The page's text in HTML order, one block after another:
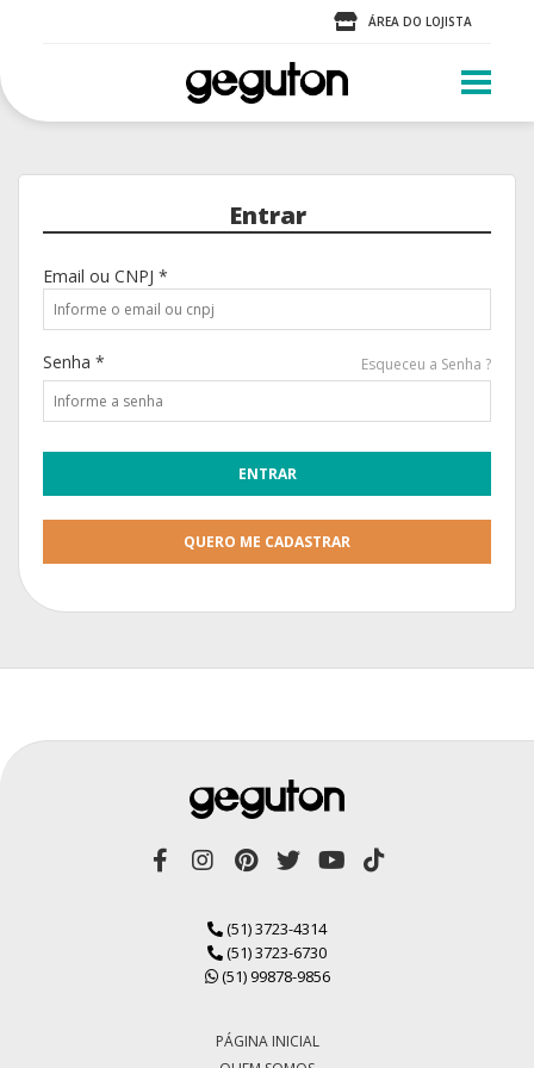
ÁREA DO LOJISTA
Entrar
Email ou CNPJ *
Senha * Esqueceu a Senha ?
QUERO ME CADASTRAR
(51) 3723-4314
(51) 3723-6730
(51) 99878-9856
PÁGINA INICIAL